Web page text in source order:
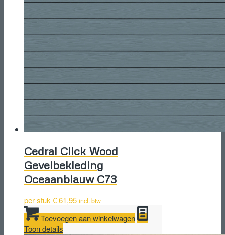
Cedral Click Wood
Gevelbekleding
Oceaanblauw C73
per stuk€61,95 incl. btw
Toevoegen aan winkelwagen
Toon details